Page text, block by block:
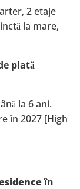
2 etaje
la mare,
plată
la 6 ani.
în 2027 [High
în